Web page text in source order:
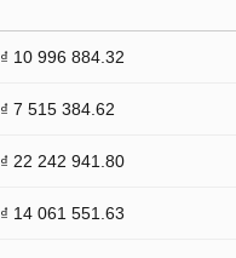
₫ 10 996 884.32
₫ 7 515 384.62
₫ 22 242 941.80
₫ 14 061 551.63